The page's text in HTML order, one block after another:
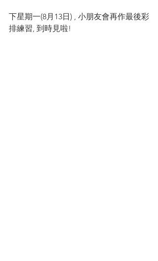
下星期一(8月13日) , 小朋友會再作最後彩
排練習, 到時見啦!